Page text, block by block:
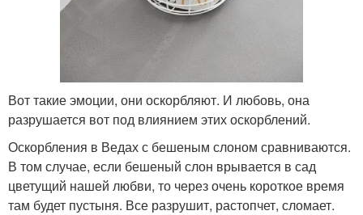
Вот такие эмоции, они оскорбляют. И любовь, она
разрушается вот под влиянием этих оскорблений.
Оскорбления в Ведах с бешеным слоном сравниваются.
В том случае, если бешеный слон врывается в сад
цветущий нашей любви, то через очень короткое время
там будет пустыня. Все разрушит, растопчет, сломает.